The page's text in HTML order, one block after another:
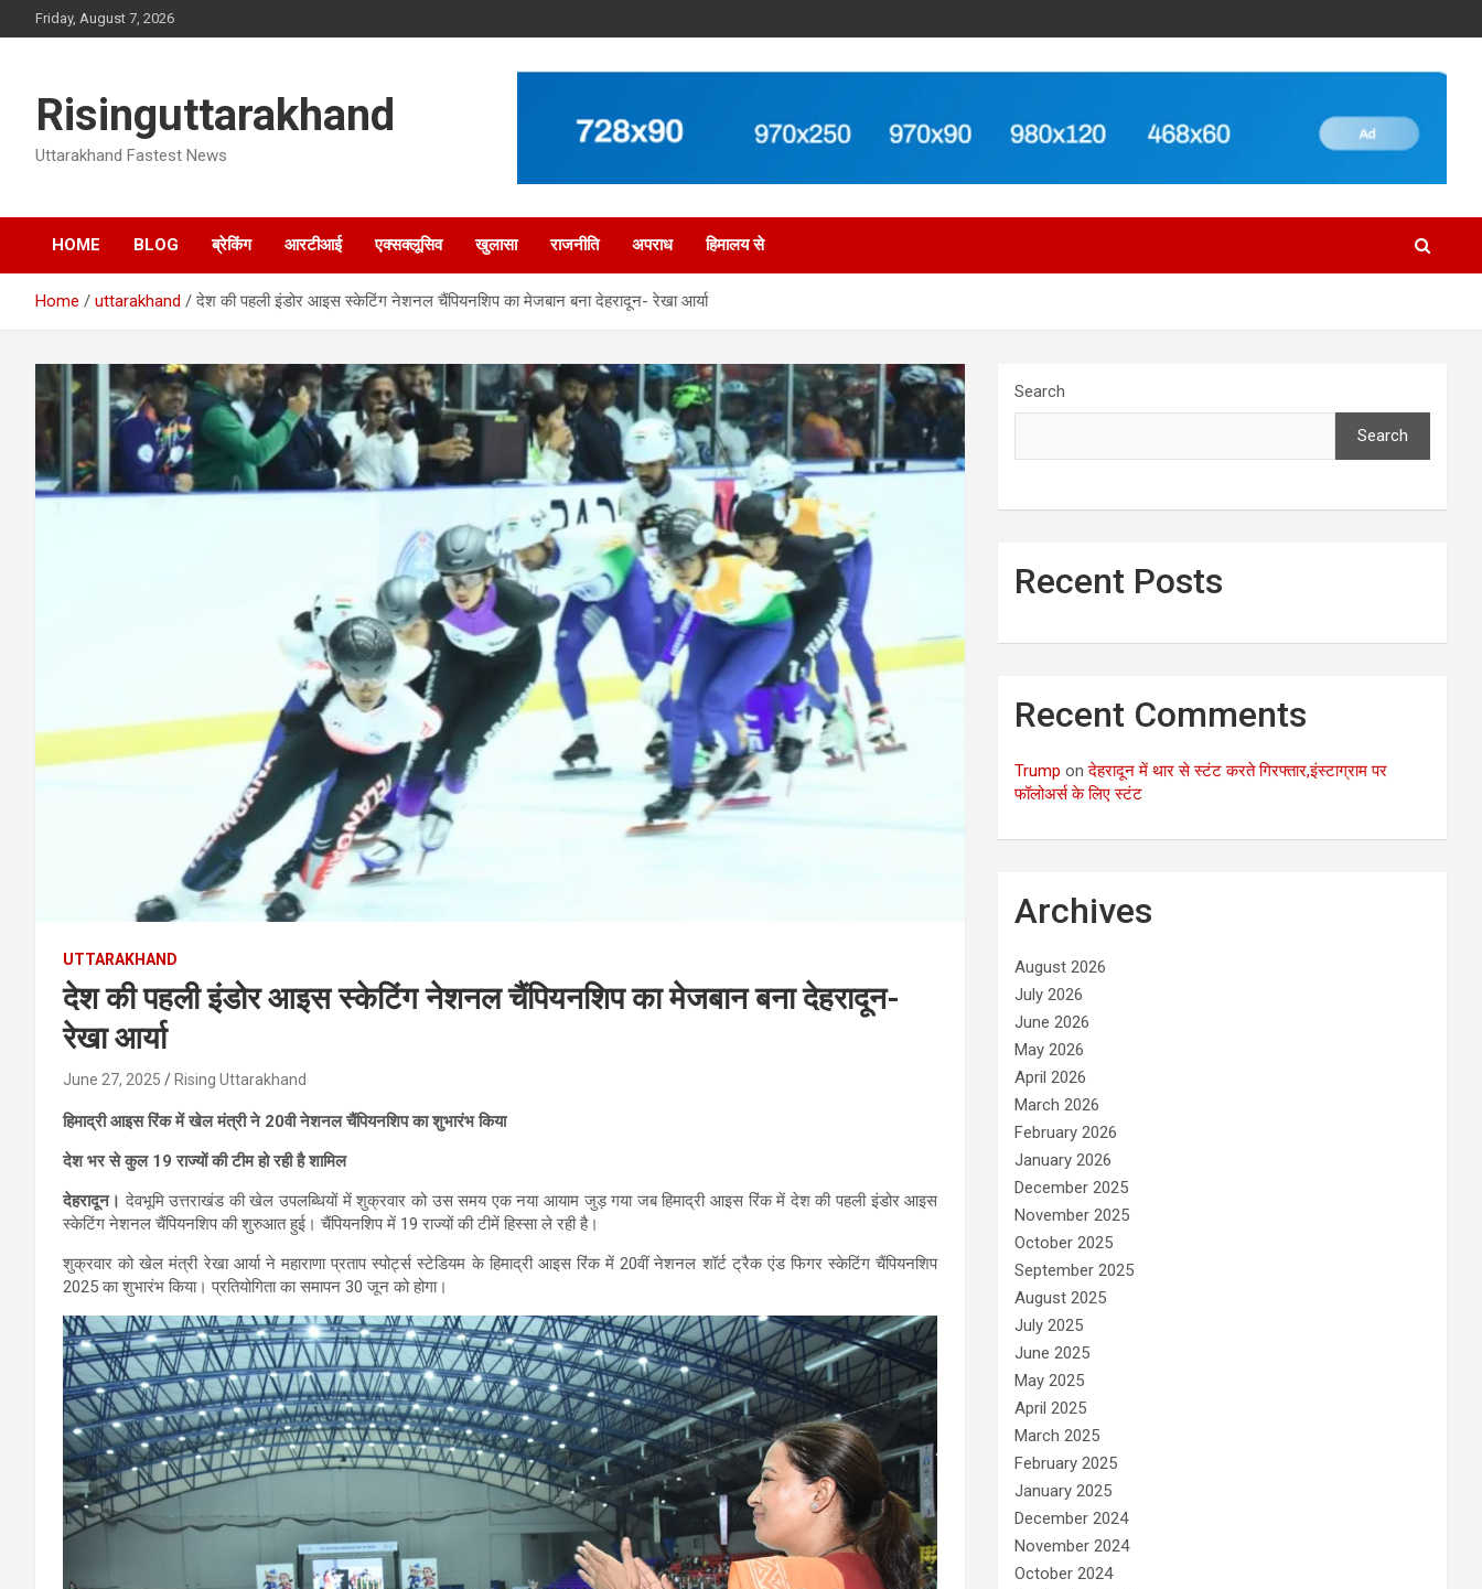
to
Friday, August 7, 2026
Risinguttarakhand
Uttarakhand Fastest News
HOME BLOG ब्रेकिंग आरटीआई एक्सक्लूसिव खुलासा राजनीति अपराध हिमालय से
Home uttarakhand देश की पहली इंडोर आइस स्केटिंग नेशनल चैंपियनशिप का मेजबान बना देहरादून- रेखा आर्या
UTTARAKHAND
देश की पहली इंडोर आइस स्केटिंग नेशनल चैंपियनशिप का मेजबान बना देहरादून-
रेखा आर्या
June 27, 2025 Rising Uttarakhand
हिमाद्री आइस रिंक में खेल मंत्री ने 20वी नेशनल चैंपियनशिप का शुभारंभ किया
देश भर से कुल 19 राज्यों की टीम हो रही है शामिल
देहरादून। देवभूमि उत्तराखंड की खेल उपलब्धियों में शुक्रवार को उस समय एक नया आयाम जुड़ गया जब हिमाद्री आइस रिंक में देश की पहली इंडोर आइस
स्केटिंग नेशनल चैंपियनशिप की शुरुआत हुई। चैंपियनशिप में 19 राज्यों की टीमें हिस्सा ले रही है।
शुक्रवार को खेल मंत्री रेखा आर्या ने महाराणा प्रताप स्पोर्ट्स स्टेडियम के हिमाद्री आइस रिंक में 20वीं नेशनल शॉर्ट ट्रैक एंड फिगर स्केटिंग चैंपियनशिप
2025 का शुभारंभ किया। प्रतियोगिता का समापन 30 जून को होगा।
Search
Search
Recent Posts
Recent Comments
Trump onदेहरादून में थार से स्टंट करते गिरफ्तार,इंस्टाग्राम पर
फॉलोअर्स के लिए स्टंट
Archives
August 2026
July 2026
June 2026
May 2026
April 2026
March 2026
February 2026
January 2026
December 2025
November 2025
October 2025
September 2025
August 2025
July 2025
June 2025
May 2025
April 2025
March 2025
February 2025
January 2025
December 2024
November 2024
October 2024